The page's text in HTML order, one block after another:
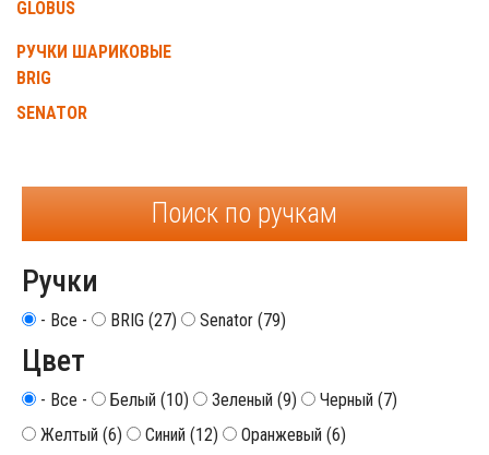
GLOBUS
РУЧКИ ШАРИКОВЫЕ
BRIG
SENATOR
Поиск по ручкам
Ручки
- Все - BRIG (27) Senator (79)
Цвет
- Все - Белый (10) Зеленый (9)
Черный (7)
Желтый (6)
Синий (12)
Оранжевый (6)